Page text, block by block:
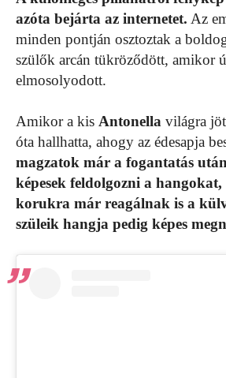
azóta bejárta az internetet. Az
minden pontján osztoztak a
szülők arcán tükröződött, amikor
elmosolyodott.
Amikor a kis Antonella világra
óta hallhatta, ahogy az édesapja
magzatok már a fogantatás
képesek feldolgozni a hangokat,
korukra már reagálnak is a
szüleik hangja pedig képes